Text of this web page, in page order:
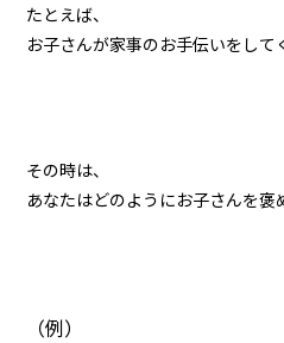
たとえば、
お子さんが家事のお手伝いをして
その時は、
あなたはどのようにお子さんを褒
（例）